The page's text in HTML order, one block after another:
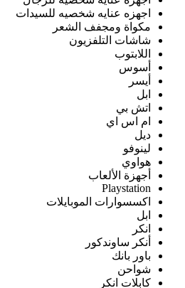
اجهزه عنايه شخصيه للسيدات
مكواة ومجفف الشعر
شاشات التلفزيون
اللابتوب
أسوس
أيسر
ابل
اتش بي
ام اس اي
ديل
لينوفو
هواوي
أجهزة الألعاب
Playstation
اكسسوارات الموبايلات
ابل
انكر
أنكر ساوندكور
باور بانك
شواحن
كابلات انكر